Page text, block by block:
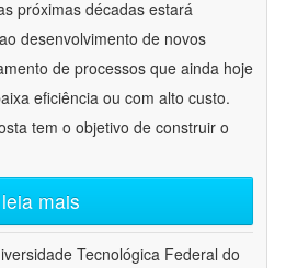
próximas décadas estará
desenvolvimento de novos
de processos que ainda hoje
eficiência ou com alto custo.
tem o objetivo de construir o
leia mais
Tecnológica Federal do